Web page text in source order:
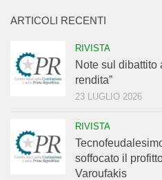
ARTICOLI RECENTI
RIVISTA
Note sul dibattito
rendita”
23 LUGLIO 2026
RIVISTA
soffocato il
Varoufakis